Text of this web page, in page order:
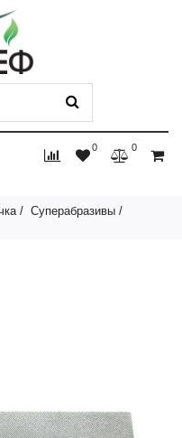
0 0
Суперабразивы